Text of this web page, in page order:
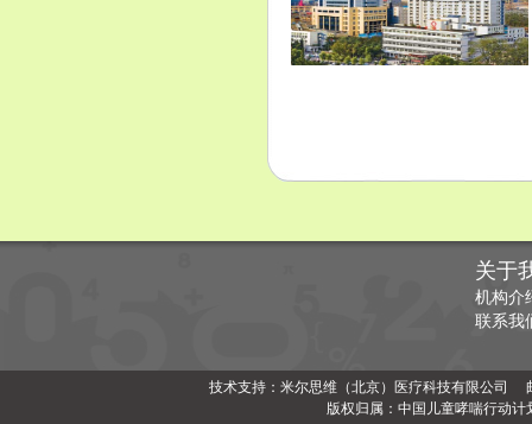
关于
机构介
联系我
技术支持：米尔思维（北京）医疗科技有限公司
版权归属：中国儿童哮喘行动